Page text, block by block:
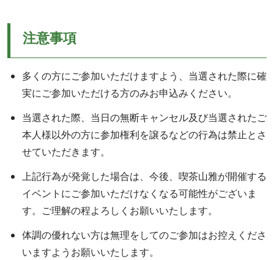
注意事項
多くの方にご参加いただけますよう、当選された際に確
実にご参加いただける方のみお申込みください。
当選された際、当日の無断キャンセル及び当選されたご
本人様以外の方に参加権利を譲るなどの行為は禁止とさ
せていただきます。
上記行為が発覚した場合は、今後、喫茶山雅が開催する
イベントにご参加いただけなくなる可能性がございま
す。ご理解の程よろしくお願いいたします。
体調の優れない方は無理をしてのご参加はお控えくださ
いますようお願いいたします。